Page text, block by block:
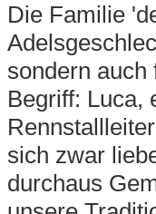
Die Familie
sondern
Begriff: Luca,
sich zwar
durchaus